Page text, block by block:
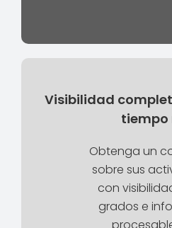
Visibilidad
tiempo
Obtenga un
sobre sus
con
grados e